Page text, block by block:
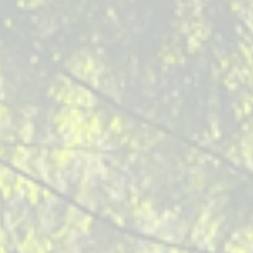
Anliegerkommunen, die entlang eines
wichtig und eine interkommunale
Vorteile hiervon sind optimierte
zusammengefasste Ausschreibung für
Umsetzung sowie angepasste Losgrößen.
gespart und die gesamte Planungs- und
werden.
Aktuell sind 155 Kommunen und
Kilometern Fließgewässerlänge Teilnehmer